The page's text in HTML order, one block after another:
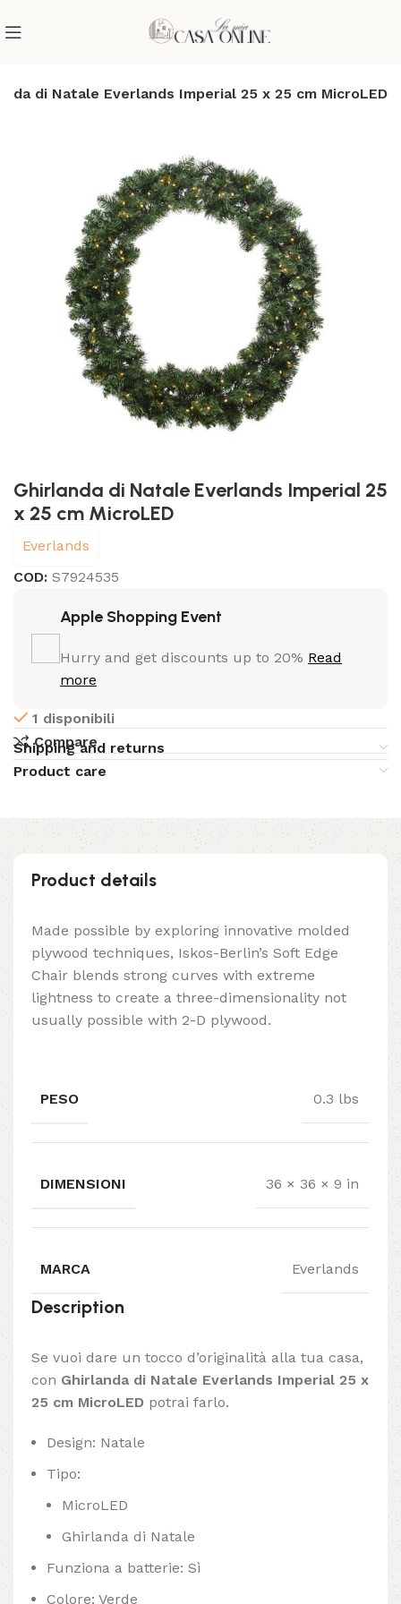
di Natale Everlands Imperial 25 x 25 cm MicroLED
Ghirlanda di Natale Everlands Imperial 25
x 25 cm MicroLED
Everlands
COD:S7924535
Apple Shopping Event
Hurry and get discounts up to 20% Read
more
1 disponibili
Compare
Shipping and returns
Product care
Product details
Made possible by exploring innovative molded
plywood techniques, Iskos-Berlin’s Soft Edge
Chair blends strong curves with extreme
lightness to create a three-dimensionality not
usually possible with 2-D plywood.
PESO 0.3 lbs
DIMENSIONI 36 × 36 × 9 in
MARCA Everlands
Description
Se vuoi dare un tocco d’originalità alla tua casa,
con Ghirlanda di Natale Everlands Imperial 25 x
25 cm MicroLED potrai farlo.
Design: Natale
Tipo:
MicroLED
Ghirlanda di Natale
Funziona a batterie: Sì
Colore: Verde